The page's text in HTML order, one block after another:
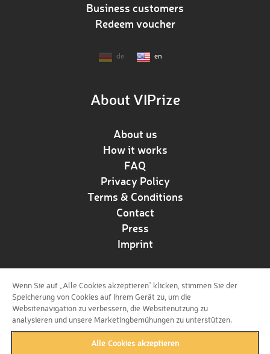
Business customers
Redeem voucher
de en
About VIPrize
About us
How it works
FAQ
Privacy Policy
Terms & Conditions
Contact
Press
Imprint
Follow us!
Wenn Sie auf „Alle Cookies akzeptieren“ klicken, stimmen Sie der
Speicherung von Cookies auf Ihrem Gerät zu, um die
Websitenavigation zu verbessern, die Websitenutzung zu
analysieren und unsere Marketingbemühungen zu unterstützen.
Alle Cookies akzeptieren